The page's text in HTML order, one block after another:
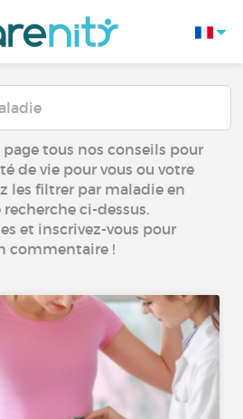
tous nos conseils pour
de vie pour vous ou votre
les filtrer par maladie en
ci-dessus.
et inscrivez-vous pour
commentaire !